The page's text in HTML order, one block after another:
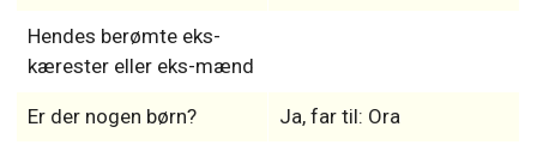
Hendes berømte eks-
kærester eller eks-mænd
Er der nogen børn? Ja, far til: Ora